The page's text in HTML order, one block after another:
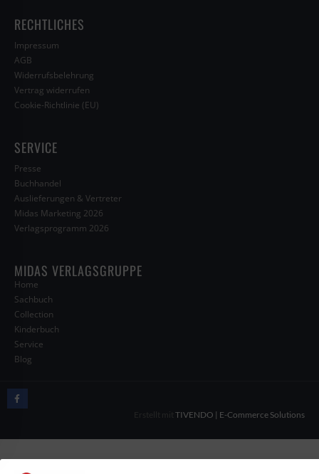
RECHTLICHES
Impressum
AGB
Widerrufsbelehrung
Vertrag widerrufen
Cookie-Richtlinie (EU)
SERVICE
Presse
Buchhandel
Auslieferungen & Vertreter
Midas Marketing 2026
Verlagsprogramm 2026
MIDAS VERLAGSGRUPPE
Home
Sachbuch
Collection
Kinderbuch
Service
Blog
TIVENDO | E-Commerce Solutions